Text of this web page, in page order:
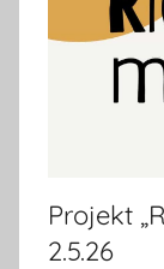
Projekt
2.5.26